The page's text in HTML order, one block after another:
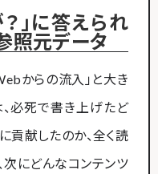
」に答えられ
照元データ
からの流入」と大き
必死で書き上げたど
貢献したのか、全く読
次にどんなコンテンツ